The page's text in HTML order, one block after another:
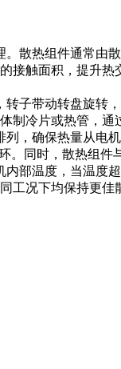
热组件通常由
触面积，提升
带动转盘旋转
冷片或热管，通
确保热量从电
同时，散热组
温度，当温度
况下均保持更佳